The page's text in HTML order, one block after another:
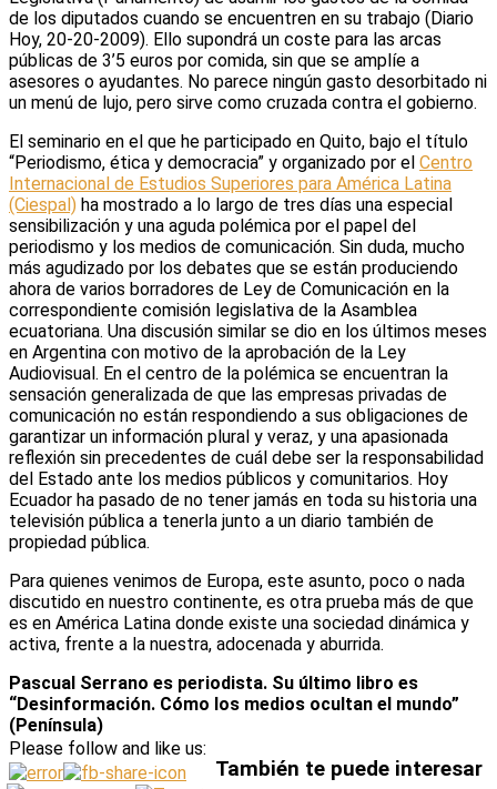
de los diputados cuando se encuentren en su trabajo (Diario
Hoy, 20-20-2009). Ello supondrá un coste para las arcas
públicas de 3’5 euros por comida, sin que se amplíe a
asesores o ayudantes. No parece ningún gasto desorbitado ni
un menú de lujo, pero sirve como cruzada contra el gobierno.
El seminario en el que he participado en Quito, bajo el título
“Periodismo, ética y democracia” y organizado por el Centro
Internacional de Estudios Superiores para América Latina
(Ciespal) ha mostrado a lo largo de tres días una especial
sensibilización y una aguda polémica por el papel del
periodismo y los medios de comunicación. Sin duda, mucho
más agudizado por los debates que se están produciendo
ahora de varios borradores de Ley de Comunicación en la
correspondiente comisión legislativa de la Asamblea
ecuatoriana. Una discusión similar se dio en los últimos meses
en Argentina con motivo de la aprobación de la Ley
Audiovisual. En el centro de la polémica se encuentran la
sensación generalizada de que las empresas privadas de
comunicación no están respondiendo a sus obligaciones de
garantizar un información plural y veraz, y una apasionada
reflexión sin precedentes de cuál debe ser la responsabilidad
del Estado ante los medios públicos y comunitarios. Hoy
Ecuador ha pasado de no tener jamás en toda su historia una
televisión pública a tenerla junto a un diario también de
propiedad pública.
Para quienes venimos de Europa, este asunto, poco o nada
discutido en nuestro continente, es otra prueba más de que
es en América Latina donde existe una sociedad dinámica y
activa, frente a la nuestra, adocenada y aburrida.
Pascual Serrano es periodista. Su último libro es
“Desinformación. Cómo los medios ocultan el mundo”
(Península)
Please follow and like us:
También te puede interesar